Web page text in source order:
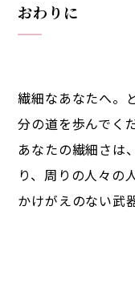
おわりに
繊細なあなたへ。
分の道を歩んでく
あなたの繊細さは
り、周りの人々の
かけがえのない武